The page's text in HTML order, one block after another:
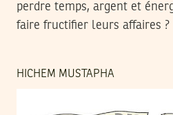
perdre temps, argent et
faire fructifier leurs affaires ?
HICHEM MUSTAPHA